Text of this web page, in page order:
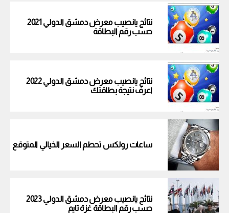
نتائج يانصيب معرض دمشق الدولي 2021
حسب رقم البطاقة
نتائج يانصيب معرض دمشق الدولي 2022
اعرف نتيجة بطاقتك
ساعات رولكس تحطم السعر الخيالي المتوقع
نتائج يانصيب معرض دمشق الدولي 2023
حسب رقم البطاقة غزة تايم